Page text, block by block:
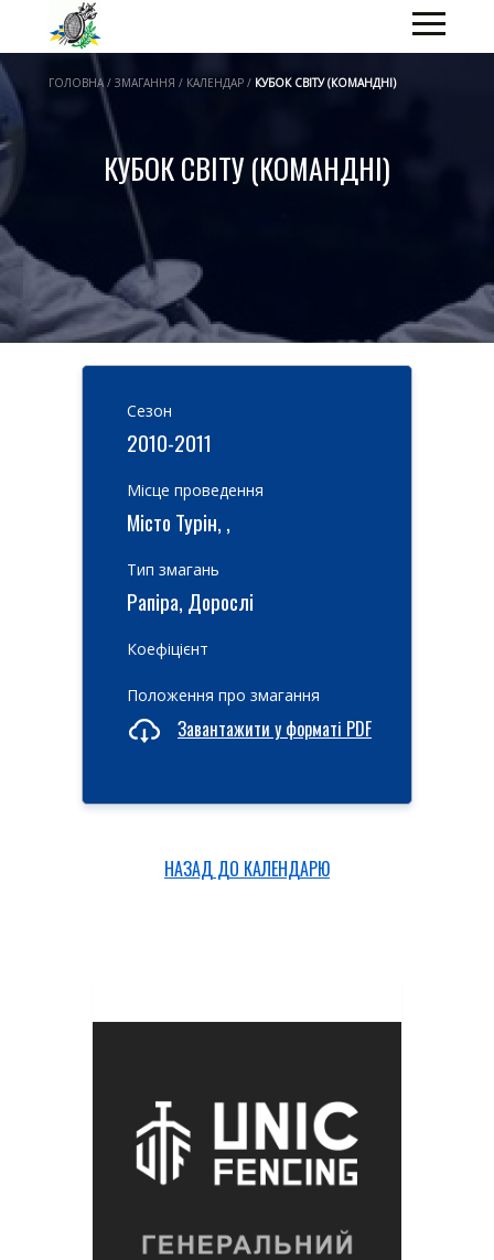
ГОЛОВНА / ЗМАГАННЯ / КАЛЕНДАР / КУБОК СВІТУ (КОМАНДНІ)
КУБОК СВІТУ (КОМАНДНІ)
Cезон
2010-2011
Місце проведення
Місто Турін, ,
Тип змагань
Рапіра, Дорослі
Коефіцієнт
Положення про змагання
Завантажити у форматі PDF
НАЗАД ДО КАЛЕНДАРЮ